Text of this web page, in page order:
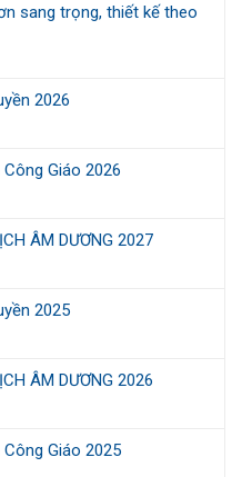
sang trọng, thiết kế theo
2026
Giáo 2026
ÂM DƯƠNG 2027
2025
ÂM DƯƠNG 2026
Giáo 2025